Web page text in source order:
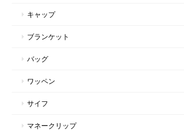
キャップ
ブランケット
バッグ
ワッペン
サイフ
マネークリップ